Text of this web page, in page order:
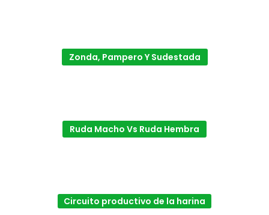
Zonda, Pampero Y Sudestada
Ruda Macho Vs Ruda Hembra
Circuito productivo de la harina